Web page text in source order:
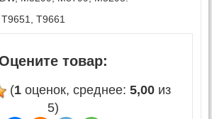
T9661
товар:
(1 оценок, среднее: 5,00 из
5)